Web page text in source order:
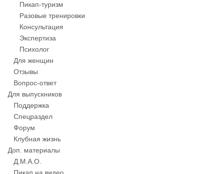
Пикап-туризм
Разовые тренировки
Консультация
Экспертиза
Психолог
Для женщин
Отзывы
Вопрос-ответ
Для выпускников
Поддержка
Спецраздел
Форум
Клубная жизнь
Доп. материалы
Д.М.А.О.
Пикап на видео